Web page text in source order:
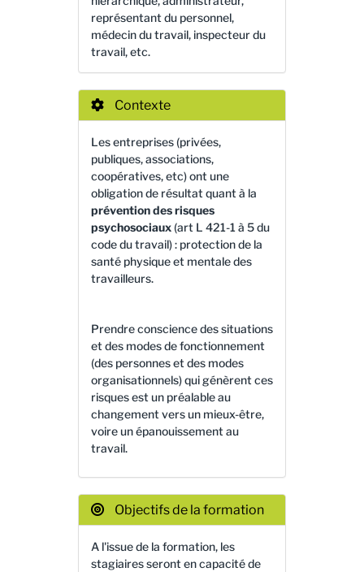
représentant du personnel,
médecin du travail, inspecteur du
travail, etc.
Contexte
Les entreprises (privées,
publiques, associations,
coopératives, etc) ont une
obligation de résultat quant à la
prévention des risques
psychosociaux (art L 421-1 à 5 du
code du travail) : protection de la
santé physique et mentale des
travailleurs.
Prendre conscience des situations
et des modes de fonctionnement
(des personnes et des modes
organisationnels) qui génèrent ces
risques est un préalable au
changement vers un mieux-être,
voire un épanouissement au
travail.
Objectifs de la formation
A l'issue de la formation, les
stagiaires seront en capacité de